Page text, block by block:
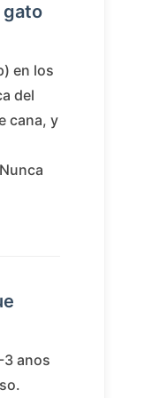
gato
en los
del
cana, y
3 anos